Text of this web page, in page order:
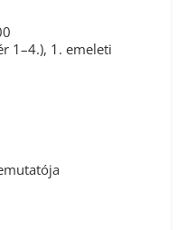
1–4.), 1. emeleti